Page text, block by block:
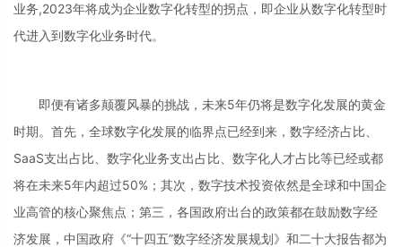
业务,2023年将成为企业数字化转型的拐点，即企业从数字化转型时
代进入到数字化业务时代。
即便有诸多颠覆风暴的挑战，未来5年仍将是数字化发展的黄金
时期。首先，全球数字化发展的临界点已经到来，数字经济占比、
SaaS支出占比、数字化业务支出占比、数字化人才占比等已经或都
将在未来5年内超过50%；其次，数字技术投资依然是全球和中国企
业高管的核心聚焦点；第三，各国政府出台的政策都在鼓励数字经
济发展，中国政府《“十四五”数字经济发展规划》和二十大报告都为